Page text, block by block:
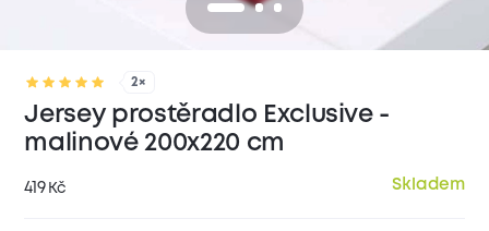
2×
Jersey prostěradlo Exclusive -
malinové 200x220 cm
419 Kč Skladem